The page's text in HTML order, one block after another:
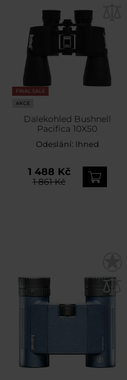
FINAL SALE
AKCE
Dalekohled Bushnell
Pacifica 10X50
Odeslání: Ihned
1 488 Kč
1 861 Kč